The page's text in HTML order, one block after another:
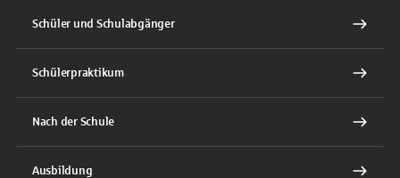
Schüler und Schulabgänger
Schülerpraktikum
Nach der Schule
Ausbildung